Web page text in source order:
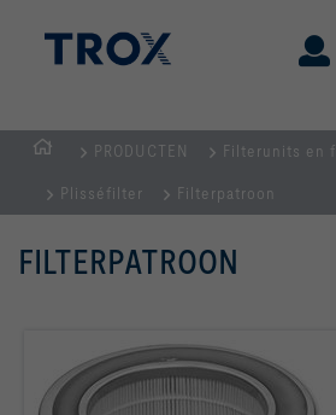
PRODUCTEN Filterunits en
Plisséfilter Filterpatroon
FILTERPATROON